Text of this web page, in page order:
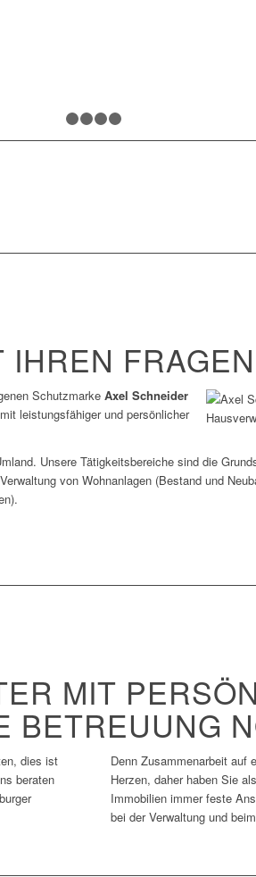
Schutzmarke Axel Schneider
leistungsfähiger und persönlicher
Unsere Tätigkeitsbereiche sind die
von Wohnanlagen (Bestand und
MIT
BETREUUNG
dies ist
beraten
Denn Zusammenarbeit auf
Herzen, daher haben Sie
Immobilien immer feste
bei der Verwaltung und